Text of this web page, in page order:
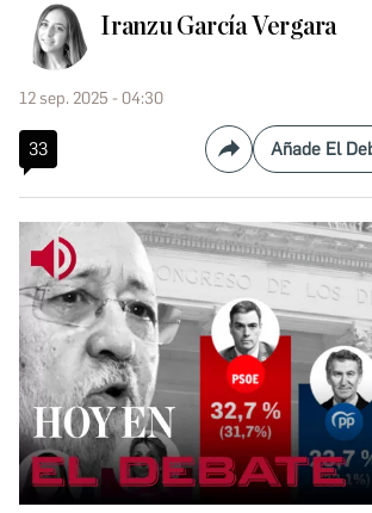
Iranzu García Vergara
12 sep. 2025 - 04:30
33 Compartir
Añade El